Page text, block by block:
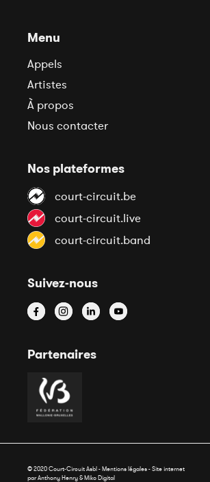
Menu
Appels
Artistes
À propos
Nous contacter
Nos plateformes
court-circuit.be
court-circuit.live
court-circuit.band
Suivez-nous
Partenaires
© 2020 Court-Circuit Asbl - Mentions légales - Site internet
par Anthony Henry &Miko Digital